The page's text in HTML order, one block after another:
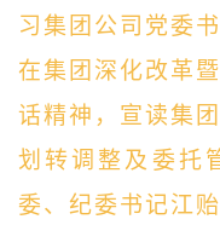
习集团公司党委
在集团深化改革
话精神，宣读集
划转调整及委托
委、纪委书记江